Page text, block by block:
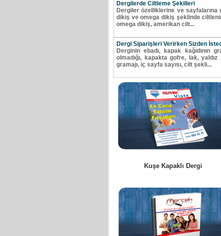
Dergilerde Ciltleme Şekilleri
Dergiler özelliklerine ve
dikiş ve omega dikiş şeklinde
omega dikiş, amerikan cilt...
Dergi Siparişleri Verirken Sizden
Derginin ebadı, kapak kağıdının
olmadığı, kapakta gofre, lak,
gramajı, iç sayfa sayısı, cilt şekli...
Kuşe Kapaklı Dergi